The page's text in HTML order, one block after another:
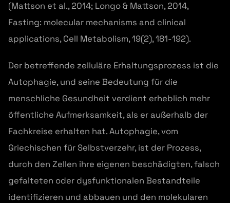
(Mattson et al., 2014; Longo & Mattson, 2014,
Fasting: molecular mechanisms and clinical
applications, Cell Metabolism, 19(2), 181-192).
Der betreffende zelluläre Erhaltungsprozess ist die
Autophagie, und seine Bedeutung für die
menschliche Gesundheit verdient erheblich mehr
öffentliche Aufmerksamkeit, als er außerhalb der
Fachkreise erhalten hat. Autophagie, vom
Griechischen für Selbstverzehr, ist der Prozess,
durch den Zellen ihre eigenen beschädigten, falsch
gefalteten oder dysfunktionalen Bestandteile
identifizieren und abbauen und den molekularen